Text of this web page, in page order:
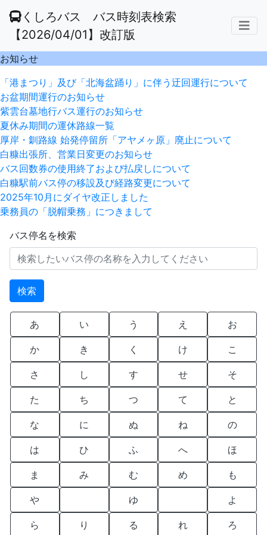
くしろバス バス時刻表検索
【2026/04/01】改訂版
お知らせ
「港まつり」及び「北海盆踊り」に伴う迂回運行について
お盆期間運行のお知らせ
紫雲台墓地行バス運行のお知らせ
夏休み期間の運休路線一覧
厚岸・釧路線 始発停留所「アヤメヶ原」廃止について
白糠出張所、営業日変更のお知らせ
バス回数券の使用終了および払戻しについて
白糠駅前バス停の移設及び経路変更について
2025年10月にダイヤ改正しました
乗務員の「脱帽乗務」につきまして
バス停名を検索
あ い う え お
か き く け こ
さ し す せ そ
た ち つ て と
な に ぬ ね の
は ひ ふ へ ほ
ま み む め も
や ゆ よ
ら り る れ ろ